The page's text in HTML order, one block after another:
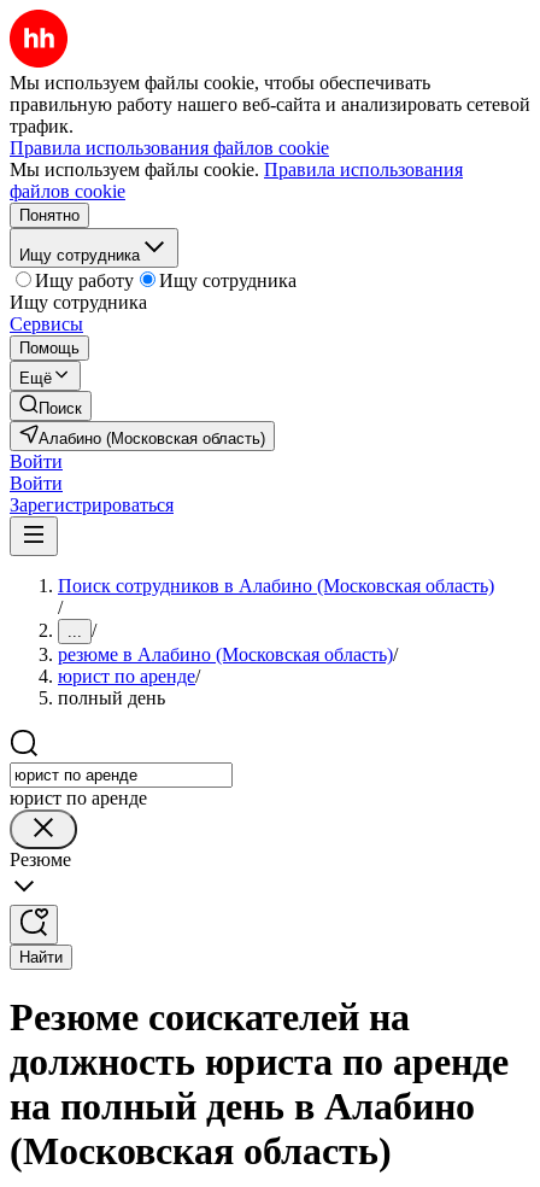
Мы используем файлы cookie, чтобы обеспечивать
правильную работу нашего веб-сайта и анализировать сетевой
трафик.
Правила использования файлов cookie
Мы используем файлы cookie. Правила использования
файлов cookie
Понятно
Ищу сотрудника
Ищу работу
Ищу сотрудника
Ищу сотрудника
Сервисы
Помощь
Ещё
Поиск
Алабино (Московская область)
Войти
Войти
Зарегистрироваться
Поиск сотрудников в Алабино (Московская область)
/
... /
резюме в Алабино (Московская область)/
юрист по аренде/
полный день
юрист по аренде
Резюме
Найти
Резюме соискателей на
должность юриста по аренде
на полный день в Алабино
(Московская область)